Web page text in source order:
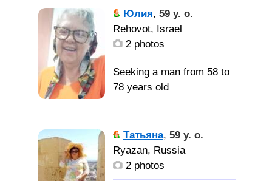
лет.
Порядочная, без
вредных привычек
Нормального адекватного
мужчину,
материальных проблем
Юлия, 59 y. o.
Rehovot, Israel
2 photos
Seeking a man from 58 to
78 years old
скромная, домашняя, не
любительница шумных
компаний. Люблю
Татьяна, 59 y. o.
Ryazan, Russia
2 photos